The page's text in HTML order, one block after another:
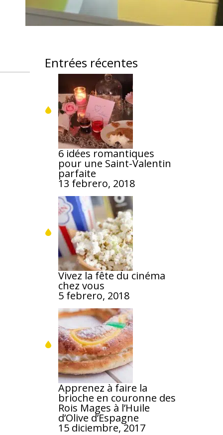
Entrées récentes
6 idées romantiques
pour une Saint-Valentin
parfaite
13 febrero, 2018
Vivez la fête du cinéma
chez vous
5 febrero, 2018
Apprenez à faire la
brioche en couronne des
Rois Mages à l’Huile
d’Olive d’Espagne
15 diciembre, 2017